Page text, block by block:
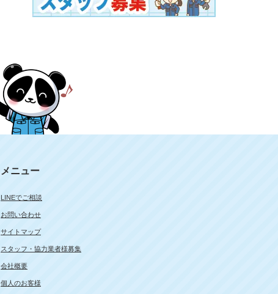
メニュー
LINEでご相談
お問い合わせ
サイトマップ
スタッフ・協力業者様募集
会社概要
個人のお客様